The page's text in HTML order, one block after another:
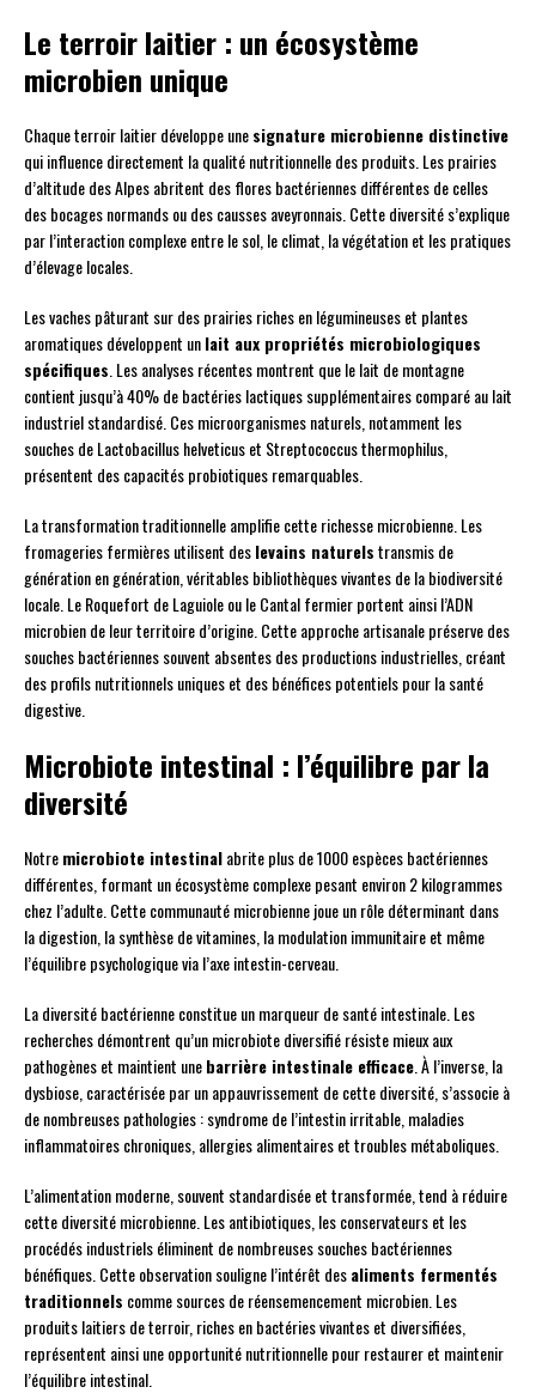
Le terroir laitier : un écosystème
microbien unique
Chaque terroir laitier développe unesignature microbienne distinctive
qui influence directement la qualité nutritionnelle des produits. Les prairies
d’altitude des Alpes abritent des flores bactériennes différentes de celles
des bocages normands ou des causses aveyronnais. Cette diversité s’explique
par l’interaction complexe entre le sol, le climat, la végétation et les pratiques
d’élevage locales.
Les vaches pâturant sur des prairies riches en légumineuses et plantes
aromatiques développent unlait aux propriétés microbiologiques
spécifiques . Les analyses récentes montrent que le lait de montagne
contient jusqu’à 40% de bactéries lactiques supplémentaires comparé au lait
industriel standardisé. Ces microorganismes naturels, notamment les
souches de Lactobacillus helveticus et Streptococcus thermophilus,
présentent des capacités probiotiques remarquables.
La transformation traditionnelle amplifie cette richesse microbienne. Les
fromageries fermières utilisent deslevains naturelstransmis de
génération en génération, véritables bibliothèques vivantes de la biodiversité
locale. Le Roquefort de Laguiole ou le Cantal fermier portent ainsi l’ADN
microbien de leur territoire d’origine. Cette approche artisanale préserve des
souches bactériennes souvent absentes des productions industrielles, créant
des profils nutritionnels uniques et des bénéfices potentiels pour la santé
digestive.
Microbiote intestinal : l’équilibre par la
diversité
Notremicrobiote intestinalabrite plus de 1000 espèces bactériennes
différentes, formant un écosystème complexe pesant environ 2 kilogrammes
chez l’adulte. Cette communauté microbienne joue un rôle déterminant dans
la digestion, la synthèse de vitamines, la modulation immunitaire et même
l’équilibre psychologique via l’axe intestin-cerveau.
La diversité bactérienne constitue un marqueur de santé intestinale. Les
recherches démontrent qu’un microbiote diversifié résiste mieux aux
pathogènes et maintient unebarrière intestinale efficace . À l’inverse, la
dysbiose, caractérisée par un appauvrissement de cette diversité, s’associe à
de nombreuses pathologies : syndrome de l’intestin irritable, maladies
inflammatoires chroniques, allergies alimentaires et troubles métaboliques.
L’alimentation moderne, souvent standardisée et transformée, tend à réduire
cette diversité microbienne. Les antibiotiques, les conservateurs et les
procédés industriels éliminent de nombreuses souches bactériennes
bénéfiques. Cette observation souligne l’intérêt desaliments fermentés
traditionnels comme sources de réensemencement microbien. Les
produits laitiers de terroir, riches en bactéries vivantes et diversifiées,
représentent ainsi une opportunité nutritionnelle pour restaurer et maintenir
l’équilibre intestinal.